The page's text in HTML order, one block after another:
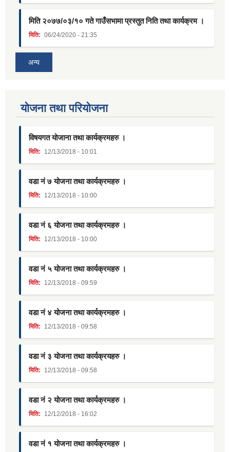
मिति २०७७/०३/१० गते गाउँसभामा प्रस्तुत निति तथा कार्यक्रम ।
मिति: 06/24/2020 - 21:35
अन्य
याेजना तथा परियाेजना
विषयगत योजाना तथा कार्यक्रमहरु ।
मिति: 12/13/2018 - 10:01
वडा नं ७ योजना तथा कार्यक्रमहरु ।
मिति: 12/13/2018 - 10:00
वडा नं ६ योजना तथा कार्यक्रमहरु ।
मिति: 12/13/2018 - 10:00
वडा नं ५ योजना तथा कार्यक्रमहरु ।
मिति: 12/13/2018 - 09:59
वडा नं ४ योजना तथा कार्यक्रमहरु ।
मिति: 12/13/2018 - 09:58
वडा नं ३ योजना तथा कार्यक्रयहरु ।
मिति: 12/13/2018 - 09:58
वडा नं २ योजना तथा कार्यक्रमहरु ।
मिति: 12/12/2018 - 16:02
वडा नं १ योजना तथा कार्यक्रमहरु ।